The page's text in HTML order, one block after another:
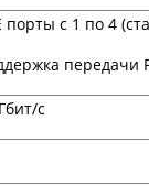
порты с 1 по 4
передачи
с